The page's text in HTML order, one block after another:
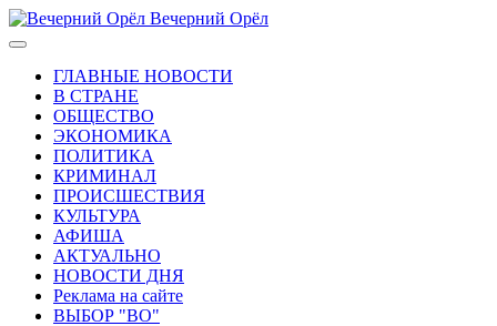
Вечерний Орёл
ГЛАВНЫЕ НОВОСТИ
В СТРАНЕ
ОБЩЕСТВО
ЭКОНОМИКА
ПОЛИТИКА
КРИМИНАЛ
ПРОИСШЕСТВИЯ
КУЛЬТУРА
АФИША
АКТУАЛЬНО
НОВОСТИ ДНЯ
Реклама на сайте
ВЫБОР "ВО"